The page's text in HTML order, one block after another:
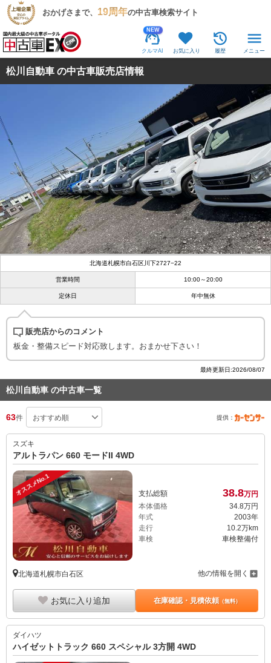
おかげさまで、 19周年の中古車検索サイト
NEW
クルマAI お気に入り 履歴 メニュー
松川自動車 の中古車販売店情報
北海道札幌市白石区川下2727−22
営業時間 10:00～20:00
定休日 年中無休
販売店からのコメント
板金・整備スピード対応致します。おまかせ下さい！
最終更新日:2026/08/07
松川自動車 の中古車一覧
63件 提供：
スズキ
アルトラパン 660 モードII 4WD
オススメNo.1 支払総額 38.8万円
本体価格
34.8万円
年式
2003年
走行
10.2万km
車検
車検整備付
北海道札幌市白石区 他の情報を開く
お気に入り追加 在庫確認・見積依頼（無料）
ダイハツ
ハイゼットトラック 660 スペシャル 3方開 4WD